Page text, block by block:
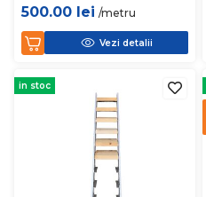
500.00 lei /metru
Vezi detalii
in stoc